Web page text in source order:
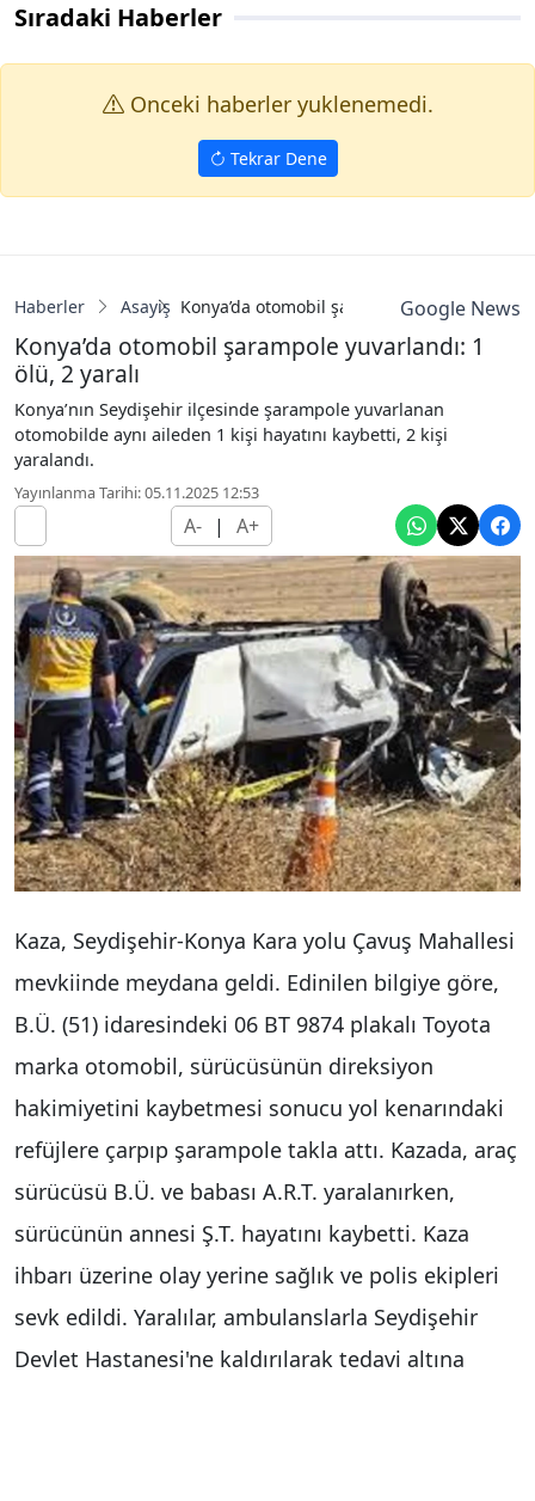
Sıradaki Haberler
Onceki haberler yuklenemedi.
Tekrar Dene
Haberler Asayiş Konya’da otomobil şarampole yuvarlandı: 1
Google News
Konya’da otomobil şarampole yuvarlandı: 1
ölü, 2 yaralı
Konya’nın Seydişehir ilçesinde şarampole yuvarlanan
otomobilde aynı aileden 1 kişi hayatını kaybetti, 2 kişi
yaralandı.
Yayınlanma Tarihi: 05.11.2025 12:53
A- | A+
Kaza, Seydişehir-Konya Kara yolu Çavuş Mahallesi
mevkiinde meydana geldi. Edinilen bilgiye göre,
B.Ü. (51) idaresindeki 06 BT 9874 plakalı Toyota
marka otomobil, sürücüsünün direksiyon
hakimiyetini kaybetmesi sonucu yol kenarındaki
refüjlere çarpıp şarampole takla attı. Kazada, araç
sürücüsü B.Ü. ve babası A.R.T. yaralanırken,
sürücünün annesi Ş.T. hayatını kaybetti. Kaza
ihbarı üzerine olay yerine sağlık ve polis ekipleri
sevk edildi. Yaralılar, ambulanslarla Seydişehir
Devlet Hastanesi'ne kaldırılarak tedavi altına